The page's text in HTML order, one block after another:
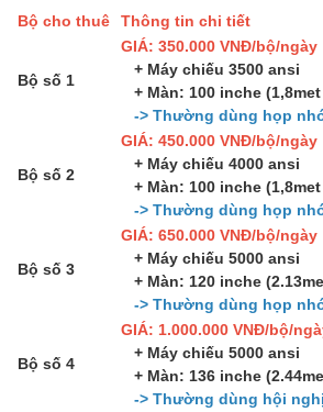
Bộ cho thuê Thông tin chi tiết
Bộ số 1
GIÁ: 350.000 VNĐ/bộ/ngày
+ Máy chiếu 3500 ansi
+ Màn: 100 inche
-> Thường dùng họp
Bộ số 2
GIÁ: 450.000 VNĐ/bộ/ngày
+ Máy chiếu 4000 ansi
+ Màn: 100 inche
-> Thường dùng họp
Bộ số 3
GIÁ: 650.000 VNĐ/bộ/ngày
+ Máy chiếu 5000 ansi
+ Màn: 120 inche
-> Thường dùng họp
Bộ số 4
GIÁ: 1.000.000 VNĐ/bộ/
+ Máy chiếu 5000 ansi
+ Màn: 136 inche
-> Thường dùng hội